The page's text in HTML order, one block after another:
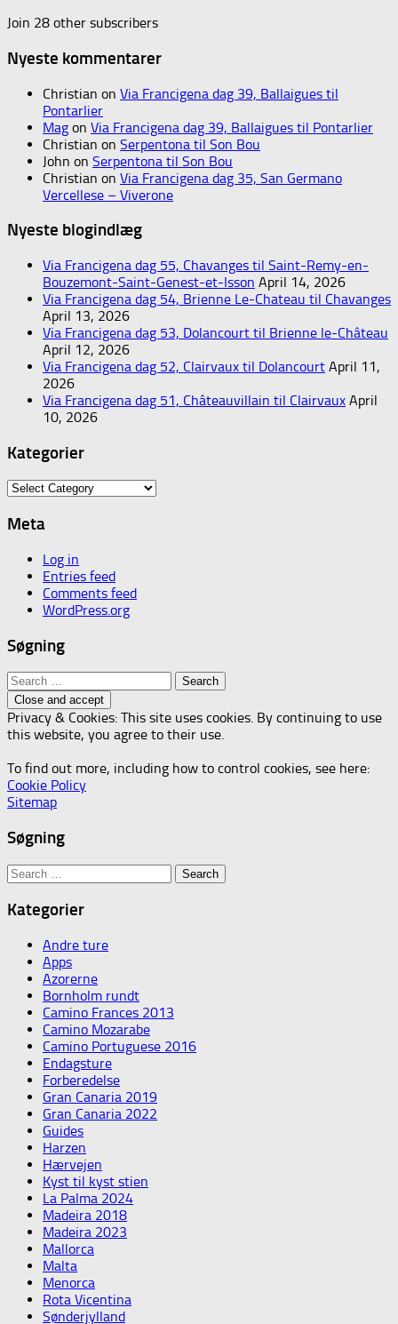
Join 28 other subscribers
Nyeste kommentarer
Christian on Via Francigena dag 39, Ballaigues til
Pontarlier
Mag on Via Francigena dag 39, Ballaigues til Pontarlier
Christian on Serpentona til Son Bou
John on Serpentona til Son Bou
Christian on Via Francigena dag 35, San Germano
Vercellese – Viverone
Nyeste blogindlæg
Via Francigena dag 55, Chavanges til Saint-Remy-en-
Bouzemont-Saint-Genest-et-Isson April 14, 2026
Via Francigena dag 54, Brienne Le-Chateau til Chavanges
April 13, 2026
Via Francigena dag 53, Dolancourt til Brienne le-Château
April 12, 2026
Via Francigena dag 52, Clairvaux til Dolancourt April 11,
2026
Via Francigena dag 51, Châteauvillain til Clairvaux April
10, 2026
Kategorier
Kategorier
Meta
Log in
Entries feed
Comments feed
WordPress.org
Søgning
Search
for:
Privacy & Cookies: This site uses cookies. By continuing to use
this website, you agree to their use.
To find out more, including how to control cookies, see here:
Cookie Policy
Sitemap
Søgning
Search
for:
Kategorier
Andre ture
Apps
Azorerne
Bornholm rundt
Camino Frances 2013
Camino Mozarabe
Camino Portuguese 2016
Endagsture
Forberedelse
Gran Canaria 2019
Gran Canaria 2022
Guides
Harzen
Hærvejen
Kyst til kyst stien
La Palma 2024
Madeira 2018
Madeira 2023
Mallorca
Malta
Menorca
Rota Vicentina
Sønderjylland